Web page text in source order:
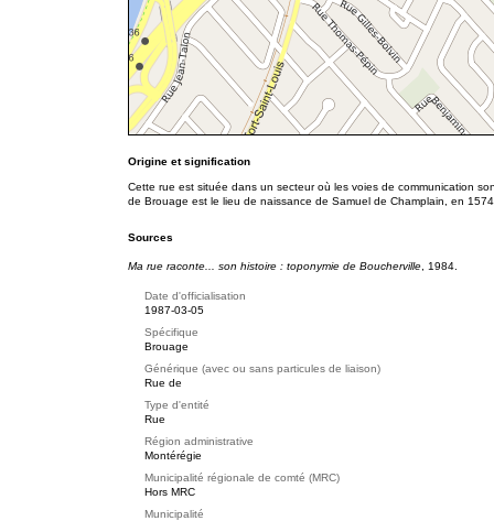
Origine et signification
Cette rue est située dans un secteur où les voies de communication
de Brouage est le lieu de naissance de Samuel de Champlain, en
Sources
Ma rue raconte... son histoire : toponymie de Boucherville , 1984.
Date d'officialisation
1987-03-05
Spécifique
Brouage
Générique (avec ou sans particules de liaison)
Rue de
Type d'entité
Rue
Région administrative
Montérégie
Municipalité régionale de comté (MRC)
Hors MRC
Municipalité